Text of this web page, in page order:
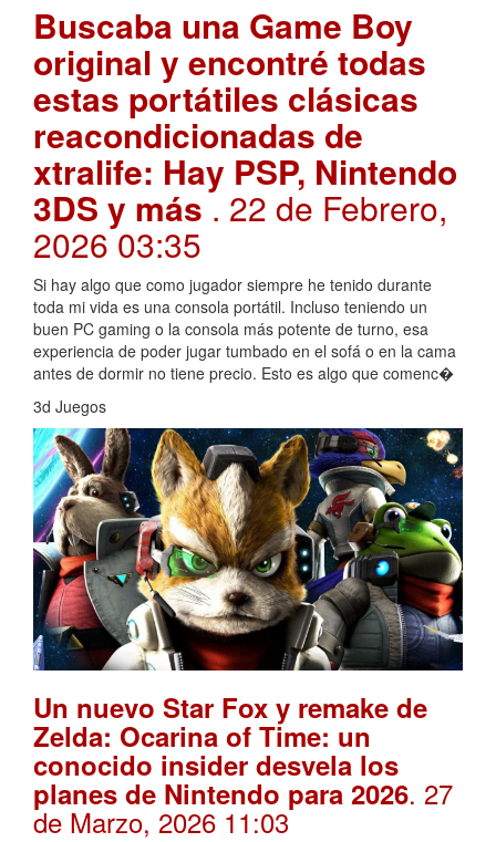
Buscaba una Game Boy
original y encontré todas
estas portátiles clásicas
reacondicionadas de
xtralife: Hay PSP, Nintendo
3DS y más. 22 de Febrero,
2026 03:35
Si hay algo que como jugador siempre he tenido durante
toda mi vida es una consola portátil. Incluso teniendo un
buen PC gaming o la consola más potente de turno, esa
experiencia de poder jugar tumbado en el sofá o en la cama
antes de dormir no tiene precio. Esto es algo que comenc�
3d Juegos
Un nuevo Star Fox y remake de
Zelda: Ocarina of Time: un
conocido insider desvela los
planes de Nintendo para 2026. 27
de Marzo, 2026 11:03